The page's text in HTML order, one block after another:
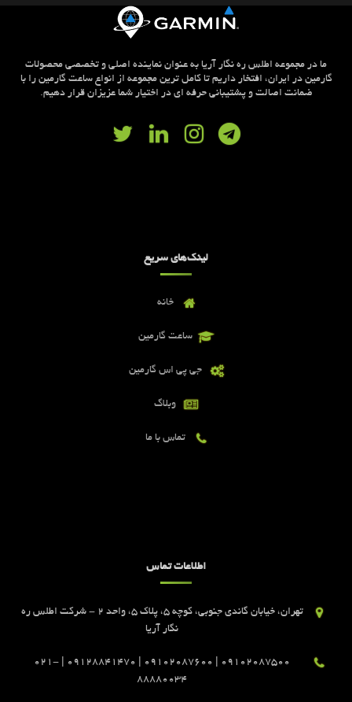
ما در مجموعه اطلس ره نگار آریا به عنوان نماینده اصلی و تخصصی محصولات
گارمین در ایران، افتخار داریم تا کامل ترین مجموعه از انواع ساعت گارمین را با
ضمانت اصالت و پشتیبانی حرفه ای در اختیار شما عزیزان قرار دهیم.
لینک‌های سریع
خانه
ساعت گارمین
جی پی اس گارمین
وبلاگ
تماس با ما
اطلاعات تماس
تهران، خیابان گاندی جنوبی، کوچه 5، پلاک 5، واحد 2 - شرکت اطلس ره
نگار آریا
09102087500 | 09102087600 | 09128841470 | 021-
88880034